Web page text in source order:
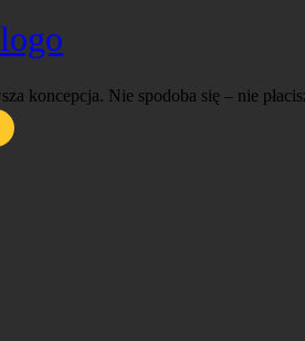
koncepcja. Nie spodoba się – nie